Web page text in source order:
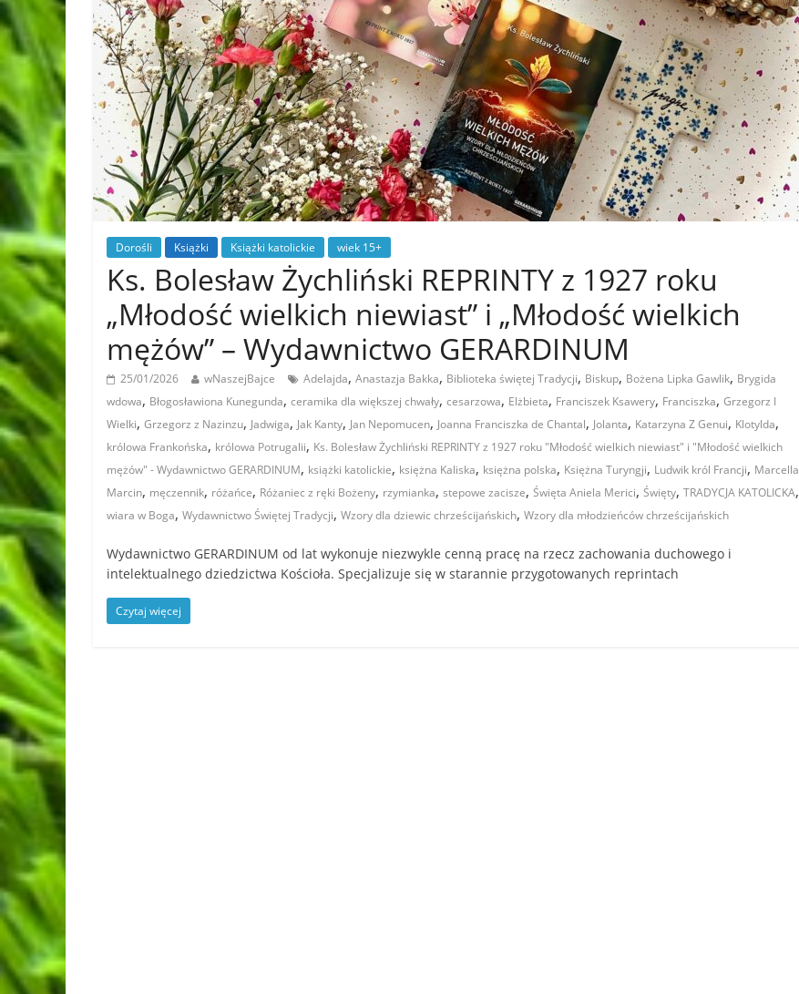
Dorośli Książki Książki katolickie wiek 15+
Ks. Bolesław Żychliński REPRINTY z 1927 roku
„Młodość wielkich niewiast” i „Młodość wielkich
mężów” – Wydawnictwo GERARDINUM
25/01/2026 wNaszejBajce Adelajda, Anastazja Bakka, Biblioteka świętej Tradycji, Biskup, Bożena Lipka Gawlik, Brygida
wdowa, Błogosławiona Kunegunda, ceramika dla większej chwały, cesarzowa, Elżbieta, Franciszek Ksawery, Franciszka, Grzegorz I
Wielki, Grzegorz z Nazinzu, Jadwiga, Jak Kanty, Jan Nepomucen, Joanna Franciszka de Chantal, Jolanta, Katarzyna Z Genui, Klotylda,
królowa Frankońska, królowa Potrugalii, Ks. Bolesław Żychliński REPRINTY z 1927 roku "Młodość wielkich niewiast" i "Młodość wielkich
mężów" - Wydawnictwo GERARDINUM, książki katolickie, księżna Kaliska, księżna polska, Księżna Turyngji, Ludwik król Francji, Marcella
Marcin, męczennik, różańce, Różaniec z ręki Bożeny, rzymianka, stepowe zacisze, Święta Aniela Merici, Święty, TRADYCJA KATOLICKA,
wiara w Boga, Wydawnictwo Świętej Tradycji, Wzory dla dziewic chrześcijańskich, Wzory dla młodzieńców chrześcijańskich
Wydawnictwo GERARDINUM od lat wykonuje niezwykle cenną pracę na rzecz zachowania duchowego i
intelektualnego dziedzictwa Kościoła. Specjalizuje się w starannie przygotowanych reprintach
Czytaj więcej